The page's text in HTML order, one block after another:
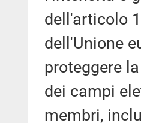
dell'articolo
dell'Unione
proteggere
dei campi
membri,